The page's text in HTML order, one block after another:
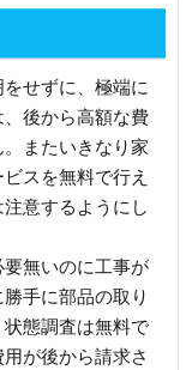
せずに、極端に
後から高額な費
またいきなり家
スを無料で行え
意するようにし
無いのに工事が
手に部品の取り
態調査は無料で
が後から請求さ